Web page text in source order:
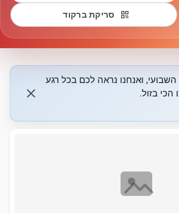
qr_code סריקת ברקוד
ואנחנו נראה לכם בכל רגע
הכי בזול.
close